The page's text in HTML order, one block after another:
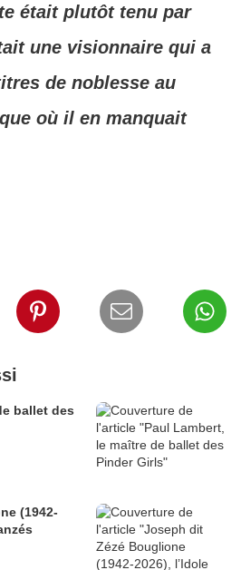
était plutôt tenu par
une visionnaire qui a
de noblesse au
où il en manquait
ballet des
(1942-